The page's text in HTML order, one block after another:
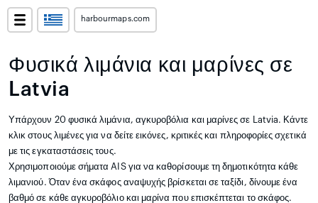
harbourmaps.com
Φυσικά λιμάνια και μαρίνες σε
Latvia
Υπάρχουν 20 φυσικά λιμάνια, αγκυροβόλια και μαρίνες σε Latvia. Κάντε
κλικ στους λιμένες για να δείτε εικόνες, κριτικές και πληροφορίες σχετικά
με τις εγκαταστάσεις τους.
Χρησιμοποιούμε σήματα AIS για να καθορίσουμε τη δημοτικότητα κάθε
λιμανιού. Όταν ένα σκάφος αναψυχής βρίσκεται σε ταξίδι, δίνουμε ένα
βαθμό σε κάθε αγκυροβόλιο και μαρίνα που επισκέπτεται το σκάφος.